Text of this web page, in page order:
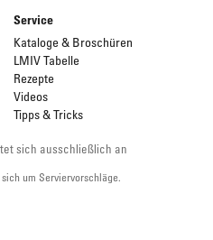
Service
Kataloge & Broschüren
LMIV Tabelle
Rezepte
Videos
Tipps & Tricks
sich ausschließlich an
um Serviervorschläge.